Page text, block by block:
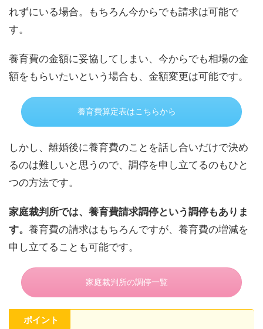
れずにいる場合。もちろん今からでも請求は可能で
す。
養育費の金額に妥協してしまい、今からでも相場の金
額をもらいたいという場合も、金額変更は可能です。
養育費算定表はこちらから
しかし、離婚後に養育費のことを話し合いだけで決め
るのは難しいと思うので、調停を申し立てるのもひと
つの方法です。
家庭裁判所では、養育費請求調停という調停もありま
す。 養育費の請求はもちろんですが、養育費の増減を
申し立てることも可能です。
家庭裁判所の調停一覧
ポイント